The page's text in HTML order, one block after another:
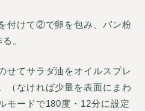
付けて②で卵を包み、パン粉
。
せてサラダ油をオイルスプレ
（なければ少量を表面にまわ
モードで180度・12分に設定